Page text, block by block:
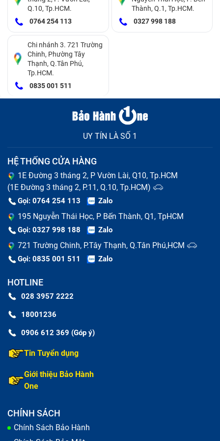
và thiết bị, lâu dần khiến chập, hỏng chíp,...
Do bạn thường xuyên sạc máy ở môi trường ẩm
ướt, hay vô tình để nước ngấm dần vào Adapter
khiến sạc bị đứt, chập mạch điện,...
Trong quá trình sử dụng, bạn làm rơi sạc Adapter,
hay để va vào vật cứng khiến mạch bên trong sạc bị
lỏng, chập; hay đơn giản là thói quen lôi, kéo khiến
dây sạc bị căng, giãn, nứt, trơ dây đồng gây nguy
hiểm cho người sử dụng.
Sau thời gian sử dụng lâu dài và liên tục, sạc
Adapter đã hết hạn sử dụng và cần thay thế. Lúc
này dù không muốn thì bạn vẫn nên sắm ngay sạc
mới để đảm bảo hiệu năng và độ bền cho điện thoại
Đuôi Sony Xz Premium/ G8141/ G8142/ So-04J.
Bảo Hành One tư vấn nguyên nhân dẫn tới sạc Adapter
Điện thoại bị hỏng
Những lưu ý khi thay sạc Adapter Điện
Thoại Đuôi Sony Xz Premium/ G8141/
G8142/ So-04J
Phụ kiện, linh kiện điện tử trên thị trường không chỉ
Q.10, Tp.HCM.
0764 254 113
Thành, Q.1, Tp.HCM.
0327 998 188
Chi nhánh 3. 721 Trường
Chinh, Phường Tây
Thạnh, Q.Tân Phú,
Tp.HCM.
0835 001 511
UY TÍN LÀ SỐ 1
HỆ THỐNG CỬA HÀNG
1E Đường 3 tháng 2, P Vườn Lài, Q10, Tp.HCM
(1E Đường 3 tháng 2, P.11, Q.10, Tp.HCM)
Gọi: 0764 254 113 Zalo
195 Nguyễn Thái Học, P Bến Thành, Q1, TpHCM
Gọi: 0327 998 188 Zalo
721 Trường Chinh, P.Tây Thạnh, Q.Tân Phú,HCM
Gọi: 0835 001 511 Zalo
HOTLINE
028 3957 2222
18001236
0906 612 369 (Góp ý)
Tin Tuyển dụng
Giới thiệu Bảo Hành
One
CHÍNH SÁCH
Chính Sách Bảo Hành